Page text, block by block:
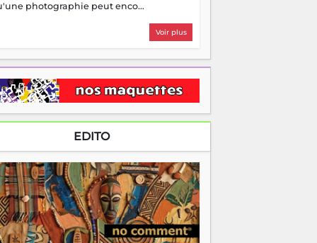
photographie peut enco...
Voir plus
EDITO